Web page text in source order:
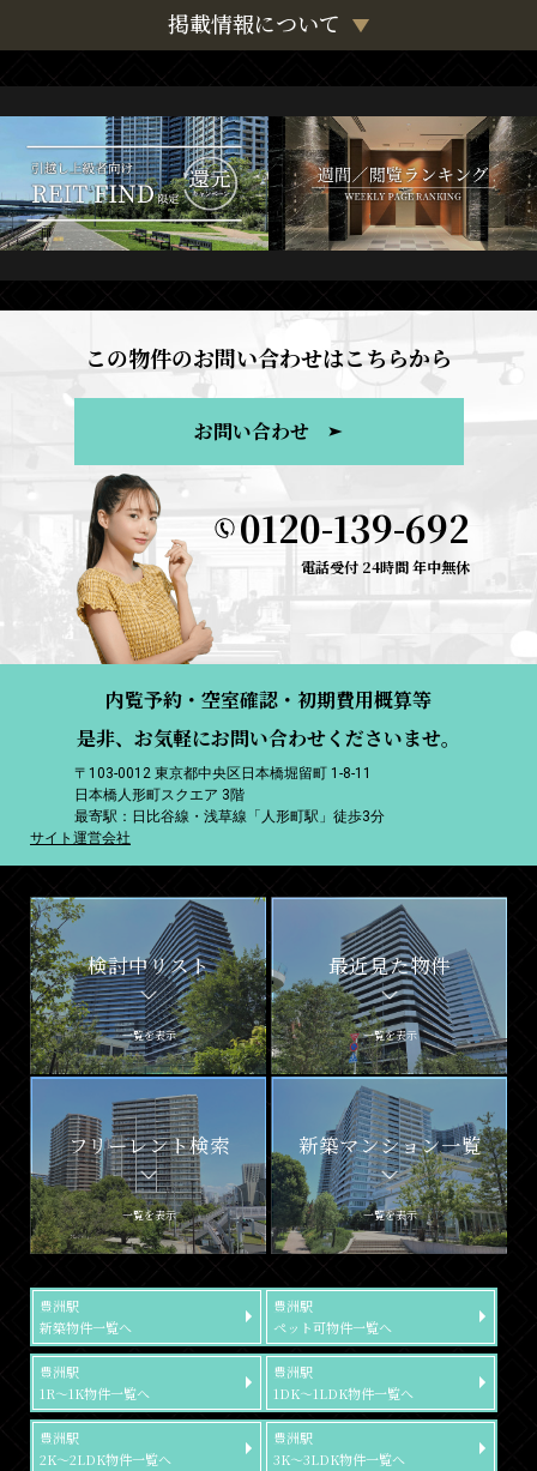
掲載情報について
この物件のお問い合わせはこちらから
お問い合わせ
0120-139-692
電話受付 24時間 年中無休
内覧予約・空室確認・初期費用概算等
是非、お気軽にお問い合わせくださいませ。
〒103-0012 東京都中央区日本橋堀留町 1-8-11
日本橋人形町スクエア 3階
最寄駅：日比谷線・浅草線「人形町駅」徒歩3分
サイト運営会社
検討中リスト
一覧を表示
最近見た物件
一覧を表示
フリーレント検索
一覧を表示
新築マンション一覧
一覧を表示
豊洲駅
新築物件一覧へ
豊洲駅
ペット可物件一覧へ
豊洲駅
1R～1K物件一覧へ
豊洲駅
1DK～1LDK物件一覧へ
豊洲駅
2K～2LDK物件一覧へ
豊洲駅
3K～3LDK物件一覧へ